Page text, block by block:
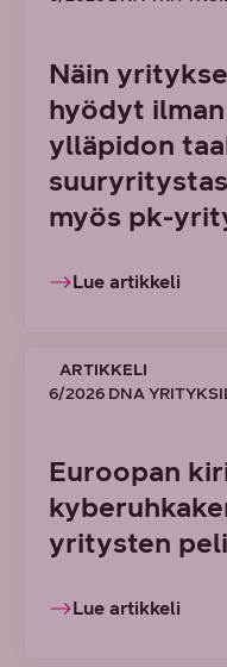
Näin
hyödyt
ylläpidon
myös pk-
Lue artikkeli
ARTIKKELI
6/2026 DNA
Euroopan
yritysten
Lue artikkeli